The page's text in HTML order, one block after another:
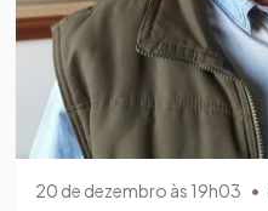
20 de dezembro às 19h03 •